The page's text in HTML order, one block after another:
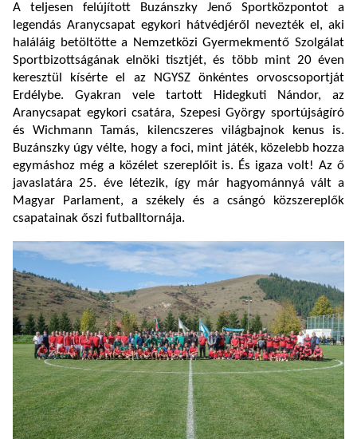
A teljesen felújított Buzánszky Jenő Sportközpontot a
legendás Aranycsapat egykori hátvédjéről nevezték el, aki
haláláig betöltötte a Nemzetközi Gyermekmentő Szolgálat
Sportbizottságának elnöki tisztjét, és több mint 20 éven
keresztül kísérte el az NGYSZ önkéntes orvoscsoportját
Erdélybe. Gyakran vele tartott Hidegkuti Nándor, az
Aranycsapat egykori csatára, Szepesi György sportújságíró
és Wichmann Tamás, kilencszeres világbajnok kenus is.
Buzánszky úgy vélte, hogy a foci, mint játék, közelebb hozza
egymáshoz még a közélet szereplőit is. És igaza volt! Az ő
javaslatára 25. éve létezik, így már hagyománnyá vált a
Magyar Parlament, a székely és a csángó közszereplők
csapatainak őszi futballtornája.